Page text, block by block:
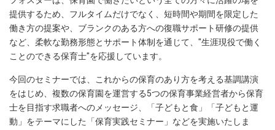
提供するため、フルタイムだけでなく、短時間や期間を限定した
働き方の提案や、ブランクのある方への復職サポート研修の提供
など、柔軟な勤務形態とサポート体制を通じて、"生涯現役で働く
ことのできる保育士"を応援しています。
今回のセミナーでは、これからの保育のあり方を考える基調講演
をはじめ、複数の保育園を運営する5つの保育事業経営者から保育
士を目指す求職者へのメッセージ、「子どもと食」「子どもと運
動」をテーマにした「保育実践セミナー」などを実施いたしま